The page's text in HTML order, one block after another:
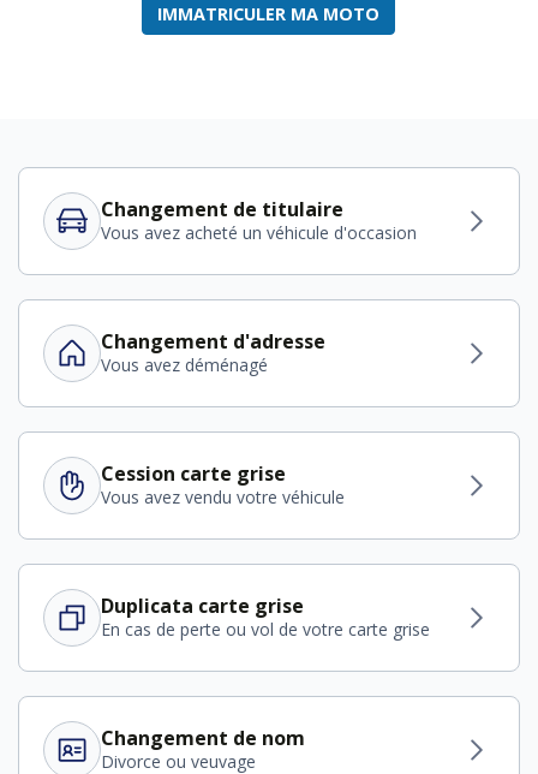
IMMATRICULER MA MOTO
Changement de titulaire
Vous avez acheté un véhicule d'occasion
Changement d'adresse
Vous avez déménagé
Cession carte grise
Vous avez vendu votre véhicule
Duplicata carte grise
En cas de perte ou vol de votre carte grise
Changement de nom
Divorce ou veuvage